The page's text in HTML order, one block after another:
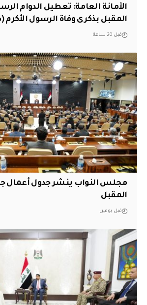
الأمانة العامة: تعطيل الدوام
المقبل بذكرى وفاة الرسول
قبل 20 ساعة
مجلس النواب ينشر جدول أعمال
المقبل
قبل يومين